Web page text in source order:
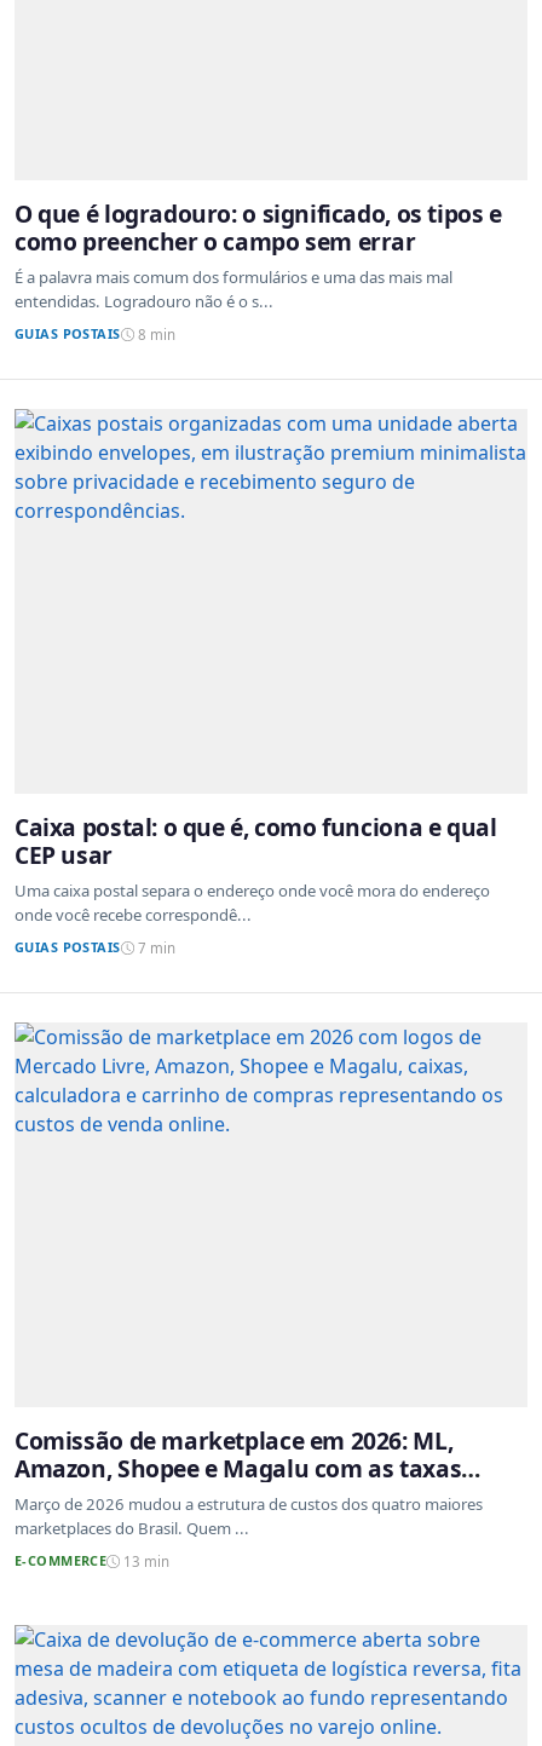
O que é logradouro: o significado, os tipos e
como preencher o campo sem errar
É a palavra mais comum dos formulários e uma das mais mal
entendidas. Logradouro não é o s...
GUIAS POSTAIS 8 min
Caixa postal: o que é, como funciona e qual
CEP usar
Uma caixa postal separa o endereço onde você mora do endereço
onde você recebe correspondê...
GUIAS POSTAIS 7 min
Comissão de marketplace em 2026: ML,
Amazon, Shopee e Magalu com as taxas
atualizadas
Março de 2026 mudou a estrutura de custos dos quatro maiores
marketplaces do Brasil. Quem ...
E-COMMERCE 13 min